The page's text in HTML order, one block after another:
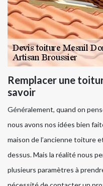
Remplacer une
savoir
Généralement, quand on
nous avons nos idées bien
maison de l’ancienne toiture
dessus. Mais la réalité nous
plusieurs paramètres à